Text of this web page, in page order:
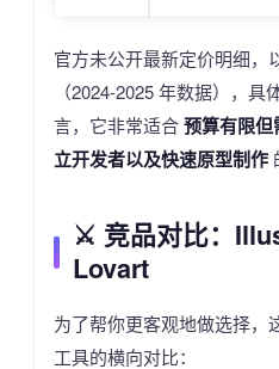
官方未公开最新定价明细，
（2024-2025 年数据），
言，它非常适合预算有限
立开发者以及快速原型制作
⚔️ 竞品对比：
Lovart
为了帮你更客观地做选择，
工具的横向对比：